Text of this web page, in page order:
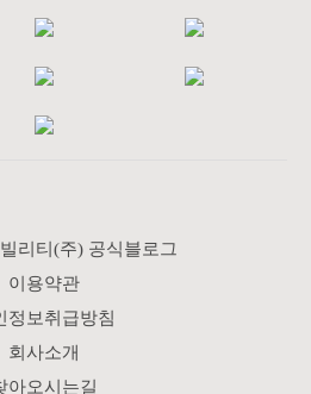
리티(주) 공식블로그
이용약관
정보취급방침
회사소개
아오시는길